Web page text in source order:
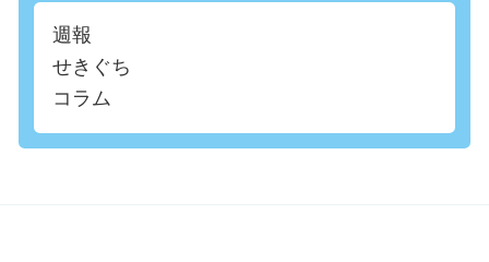
週報
せきぐち
コラム